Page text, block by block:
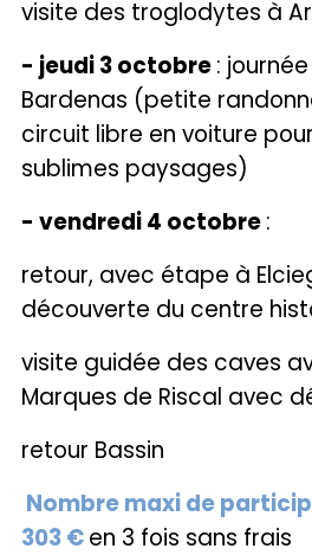
visite des troglodytes à
- jeudi 3 octobre:
Bardenas (petite
circuit libre en voiture
sublimes paysages)
- vendredi 4 octobre:
retour, avec étape à
découverte du centre
visite guidée des caves
Marques de Riscal avec
retour Bassin
Nombre maxi de
303€en 3 fois sans frais